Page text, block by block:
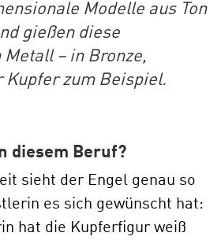
Modelle aus Ton
gießen diese
– in Bronze,
Kupfer zum Beispiel.
diesem Beruf?
sieht der Engel genau so
es sich gewünscht hat:
hat die Kupferfigur weiß